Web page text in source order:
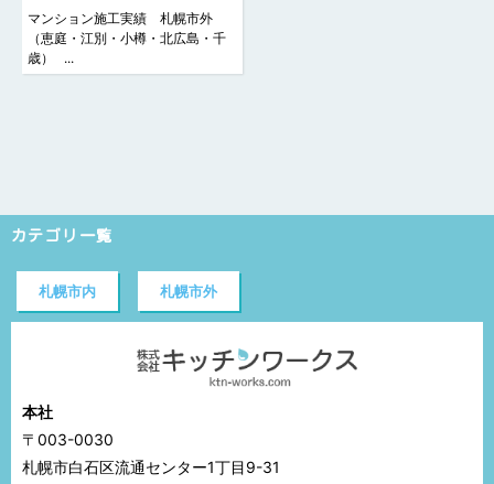
マンション施工実績 札幌市外
（恵庭・江別・小樽・北広島・千
歳） ...
カテゴリ一覧
札幌市内 札幌市外
本社
〒003-0030
札幌市白石区流通センター1丁目9-31